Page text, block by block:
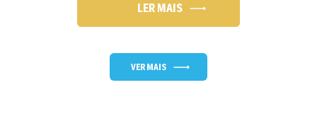
LER MAIS
VER MAIS